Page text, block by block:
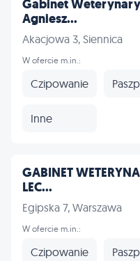
Gabinet
Agniesz...
Akacjowa 3, Siennica
W ofercie m.in.:
Czipowanie
Inne
GABINET
LEC...
Egipska 7, Warszawa
W ofercie m.in.:
Czipowanie